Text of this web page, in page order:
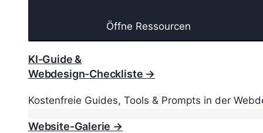
Öffne Ressourcen
KI-Guide &
Webdesign-Checkliste →
Kostenfreie Guides, Tools & Prompts in der
Website-Galerie →